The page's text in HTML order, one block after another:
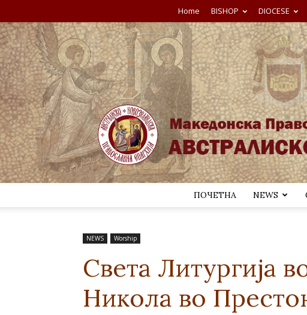
Home BISHOP DIOCESE
ПОЧЕТНА NEWS
NEWS Worship
Света Литургија
Никола во